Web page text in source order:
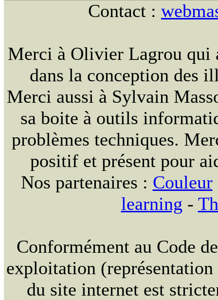
Contact :
Merci à Olivier Lagrou qui
dans la conception des
Merci aussi à Sylvain
sa boite à outils
problèmes techniques.
positif et présent pour
Nos partenaires : Couleur
learning -
Conformément au Code
exploitation
du site internet est